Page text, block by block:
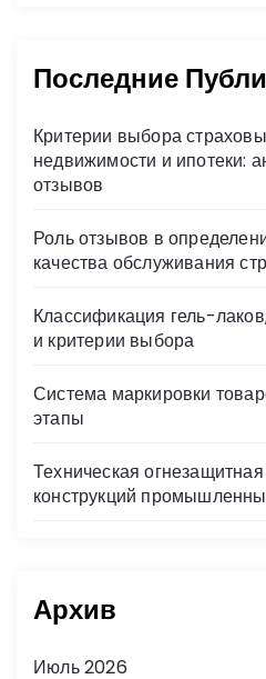
Последние
Критерии выбора
недвижимости и ипотеки:
отзывов
Роль отзывов в
качества обслуживания
Классификация гель-
и критерии выбора
Система маркировки
этапы
Техническая
конструкций
Архив
Июль 2026